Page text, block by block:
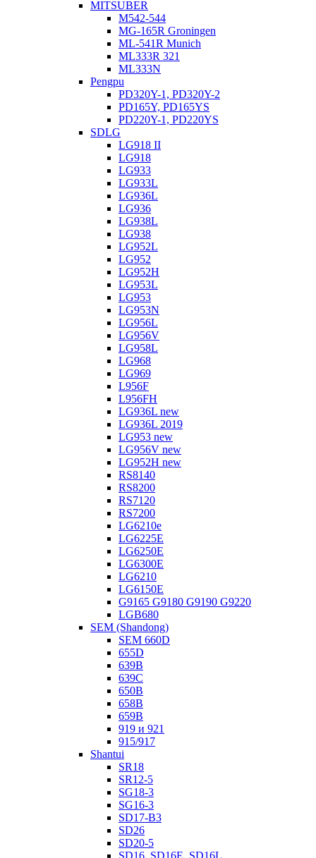
MITSUBER
M542-544
MG-165R Groningen
ML-541R Munich
ML333R 321
ML333N
Pengpu
PD320Y-1, PD320Y-2
PD165Y, PD165YS
PD220Y-1, PD220YS
SDLG
LG918 II
LG918
LG933
LG933L
LG936L
LG936
LG938L
LG938
LG952L
LG952
LG952H
LG953L
LG953
LG953N
LG956L
LG956V
LG958L
LG968
LG969
L956F
L956FH
LG936L new
LG936L 2019
LG953 new
LG956V new
LG952H new
RS8140
RS8200
RS7120
RS7200
LG6210e
LG6225E
LG6250E
LG6300E
LG6210
LG6150E
G9165 G9180 G9190 G9220
LGB680
SEM (Shandong)
SEM 660D
655D
639B
639С
650B
658B
659B
919 и 921
915/917
Shantui
SR18
SR12-5
SG18-3
SG16-3
SD17-B3
SD26
SD20-5
SD16, SD16E, SD16L